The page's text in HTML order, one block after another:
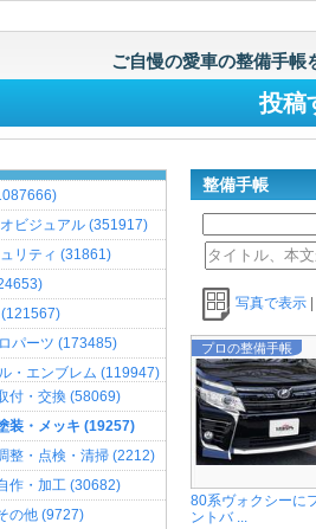
ご自慢の愛車の整備手帳
投稿
ビジュアル (351917)
リティ (31861)
パーツ (173485)
・エンブレム (119947)
付・交換 (58069)
装・メッキ (19257)
整・点検・清掃 (2212)
作・加工 (30682)
の他 (9727)
整備手帳
写真で表示
プロの整備手帳
80系ヴォクシーに
ントバ ...